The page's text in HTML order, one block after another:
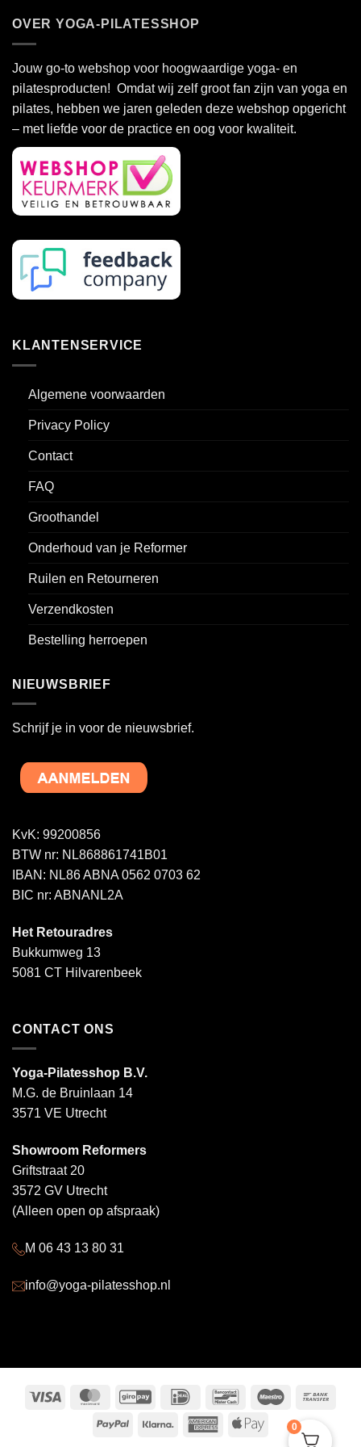
OVER YOGA-PILATESSHOP
Jouw go-to webshop voor hoogwaardige yoga- en
pilatesproducten! Omdat wij zelf groot fan zijn van yoga en
pilates, hebben we jaren geleden deze webshop opgericht
– met liefde voor de practice en oog voor kwaliteit.
KLANTENSERVICE
Algemene voorwaarden
Privacy Policy
Contact
FAQ
Groothandel
Onderhoud van je Reformer
Ruilen en Retourneren
Verzendkosten
Bestelling herroepen
NIEUWSBRIEF
Schrijf je in voor de nieuwsbrief.
KvK: 99200856
BTW nr: NL868861741B01
IBAN: NL86 ABNA 0562 0703 62
BIC nr: ABNANL2A
Het Retouradres
Bukkumweg 13
5081 CT Hilvarenbeek
CONTACT ONS
Yoga-Pilatesshop B.V.
M.G. de Bruinlaan 14
3571 VE Utrecht
Showroom Reformers
Griftstraat 20
3572 GV Utrecht
(Alleen open op afspraak)
M 06 43 13 80 31
info@yoga-pilatesshop.nl
Visa MasterCardGiroPay IDeal BancontactMaestro
PayPal Klarna
AmericanApple0